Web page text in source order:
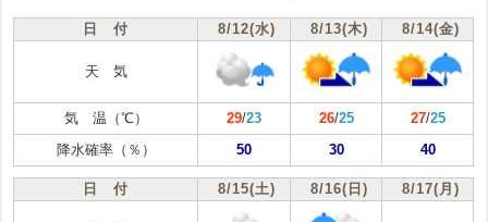
日 付 8/12(水) 8/13(木) 8/14(金)
天 気
気 温（℃） 29/23 26/25 27/25
降水確率（％）
50 30 40
日 付 8/15(土) 8/16(日) 8/17(月)